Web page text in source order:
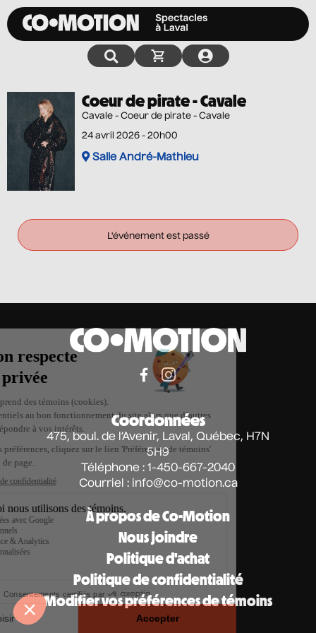
Coeur de pirate - Cavale
Cavale - Coeur de pirate - Cavale
24 avril 2026 - 20h00
Salle André-Mathieu
L'événement est passé
Coordonnées
475, boul. de l’Avenir, Laval, Québec, H7N
5H9
Téléphone : 1-450-667-2040
Courriel : info@co-motion.ca
À propos de Co-Motion
Nous joindre
Politique d'achat
Politique de confidentialité
Modifier vos préférences de témoins